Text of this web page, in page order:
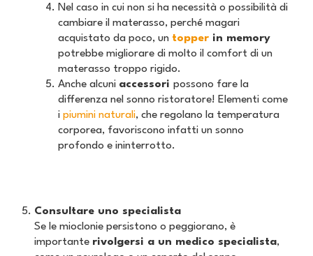
Nel caso in cui non si ha necessità o possibilità di
cambiare il materasso, perché magari
acquistato da poco, un topper in memory
potrebbe migliorare di molto il comfort di un
materasso troppo rigido.
Anche alcuni accessori possono fare la
differenza nel sonno ristoratore! Elementi come
i piumini naturali, che regolano la temperatura
corporea, favoriscono infatti un sonno
profondo e ininterrotto.
Consultare uno specialista
Se le mioclonie persistono o peggiorano, è
importante rivolgersi a un medico specialista,